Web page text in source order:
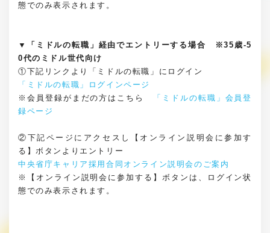
態でのみ表示されます。
▼「ミドルの転職」経由でエントリーする場合 ※35歳-5
0代のミドル世代向け
①下記リンクより「ミドルの転職」にログイン
「ミドルの転職」ログインページ
※会員登録がまだの方はこちら
「ミドルの転職」会員登
録ページ
②下記ページにアクセスし【オンライン説明会に参加す
る】ボタンよりエントリー
中央省庁キャリア採用合同オンライン説明会のご案内
※【オンライン説明会に参加する】ボタンは、ログイン状
態でのみ表示されます。